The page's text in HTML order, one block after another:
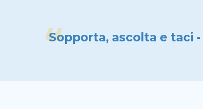
Sopporta, ascolta e taci